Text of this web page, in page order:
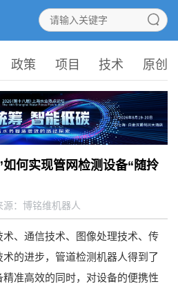
政策 项目 技术 原创
何实现管网检测​设备“随拎
源： 博铭维机器人
、通信技术、图像处理技术、传
的进步，管道检测机器人得到了
准高效的同时，对设备的便携性